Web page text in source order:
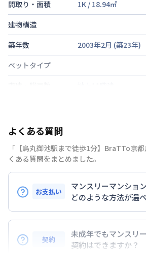
間取り・面積
1K / 18.94㎡
建物構造
築年数
2003年2月 (築23年)
ベットタイプ
部屋の向き
禁煙・喫煙
交通
京都市烏丸線丸太町
次回更新日
情報更新日より14日
よくある質問
「【烏丸御池駅まで徒歩1分】BraTTo京
くある質問をまとめました。
お支払い
マンスリーマンショ
どのような方法が選
BraTToの運営するマンスリーマン
は、指定口座へのお振込み・当社
ジットカード払い（DCカード、
契約
未成年でもマンスリ
契約はできますか？